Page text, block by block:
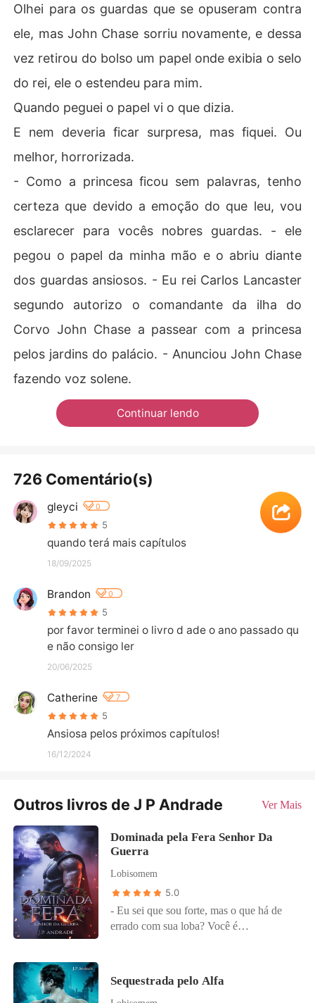
Olhei para os guardas que se opuseram contra
ele, mas John Chase sorriu novamente, e dessa
vez retirou do bolso um papel onde exibia o selo
do rei, ele o estendeu para mim.
Quando peguei o papel vi o que dizia.
E nem deveria ficar surpresa, mas fiquei. Ou
melhor, horrorizada.
- Como a princesa ficou sem palavras, tenho
certeza que devido a emoção do que leu, vou
esclarecer para vocês nobres guardas. - ele
pegou o papel da minha mão e o abriu diante
dos guardas ansiosos. - Eu rei Carlos Lancaster
segundo autorizo o comandante da ilha do
Corvo John Chase a passear com a princesa
pelos jardins do palácio. - Anunciou John Chase
fazendo voz solene.
Continuar lendo
726 Comentário(s)
gleyci 0
5
quando terá mais capítulos
18/09/2025
Brandon 0
5
por favor terminei o livro d ade o ano passado qu
e não consigo ler
20/06/2025
Catherine 7
5
Ansiosa pelos próximos capítulos!
16/12/2024
Outros livros de J P Andrade Ver Mais
Dominada pela Fera Senhor Da
Guerra
Lobisomem
5.0
- Eu sei que sou forte, mas o que há de
errado com sua loba? Você é
Julian fechou os olhos e eu podia ver o
Sequestrada pelo Alfa